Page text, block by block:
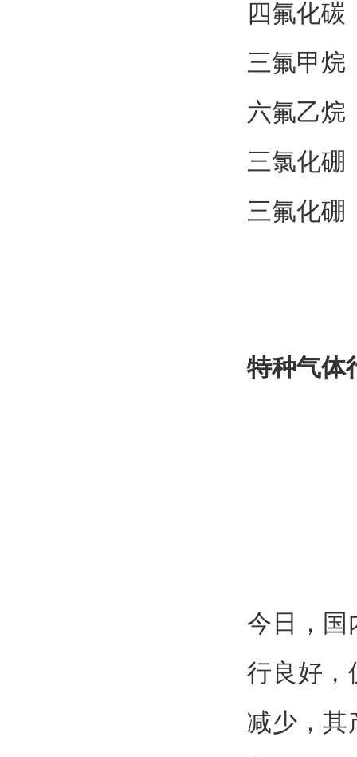
四氟化
三氟甲烷
六氟乙烷
三氯化
三氟化硼
特种气体
今日，国
行良好，
减少，其